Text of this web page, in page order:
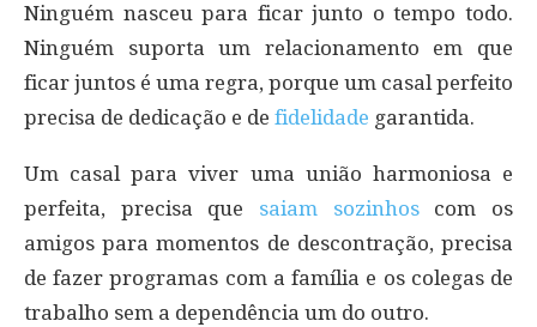
Ninguém nasceu para ficar junto o tempo todo.
Ninguém suporta um relacionamento em que
ficar juntos é uma regra, porque um casal perfeito
precisa de dedicação e de fidelidade garantida.
Um casal para viver uma união harmoniosa e
perfeita, precisa que saiam sozinhoscom os
amigos para momentos de descontração, precisa
de fazer programas com a família e os colegas de
trabalho sem a dependência um do outro.